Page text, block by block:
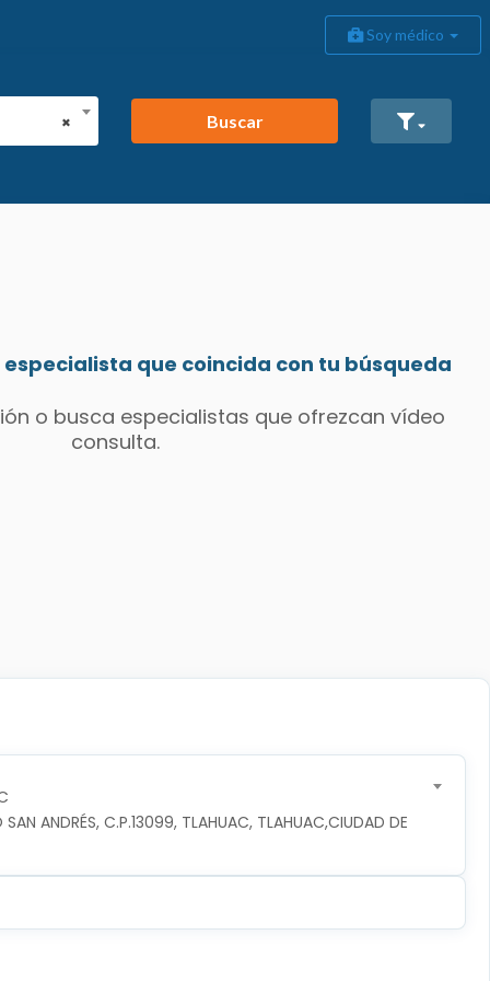
Soy médico
× Buscar
que coincida con tu búsqueda
o busca especialistas que ofrezcan vídeo
consulta.
ANDRÉS, C.P.13099, TLAHUAC, TLAHUAC,CIUDAD DE